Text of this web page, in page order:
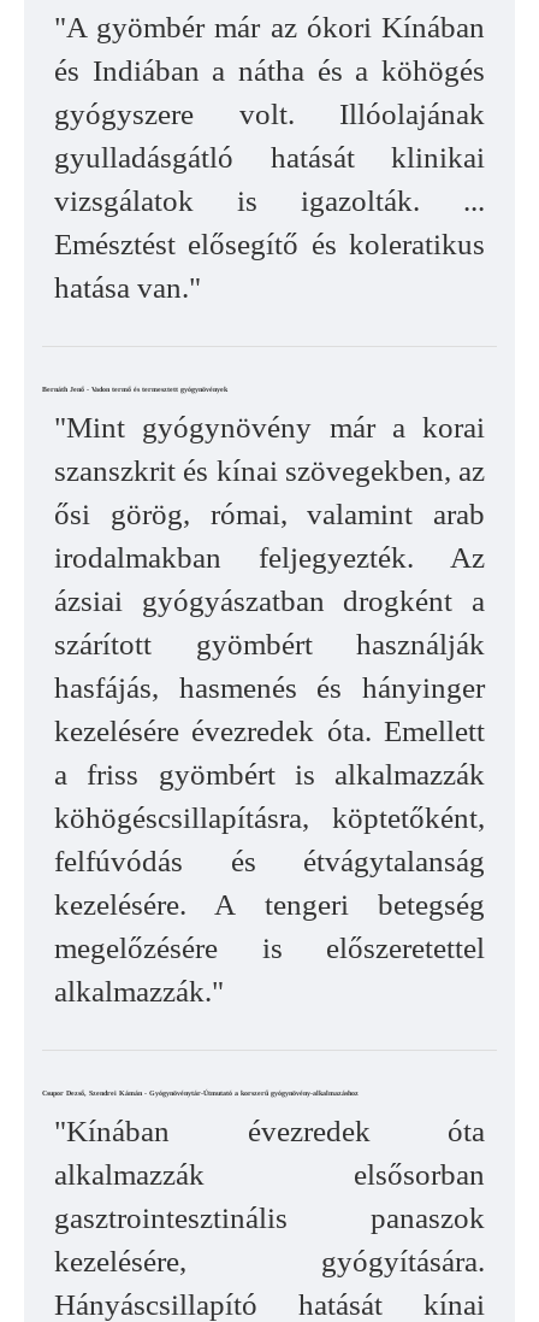
"A gyömbér már az ókori Kínában
és Indiában a nátha és a köhögés
gyógyszere volt. Illóolajának
gyulladásgátló hatását klinikai
vizsgálatok is igazolták. ...
Emésztést elősegítő és koleratikus
hatása van."
Bernáth Jenő - Vadon termő és termesztett gyógynövények
"Mint gyógynövény már a korai
szanszkrit és kínai szövegekben, az
ősi görög, római, valamint arab
irodalmakban feljegyezték. Az
ázsiai gyógyászatban drogként a
szárított gyömbért használják
hasfájás, hasmenés és hányinger
kezelésére évezredek óta. Emellett
a friss gyömbért is alkalmazzák
köhögéscsillapításra, köptetőként,
felfúvódás és étvágytalanság
kezelésére. A tengeri betegség
megelőzésére is előszeretettel
alkalmazzák."
Csupor Dezső, Szendrei Kámán - Gyógynövénytár-Útmutató a korszerű gyógynövény-alkalmazáshoz
"Kínában évezredek óta
alkalmazzák elsősorban
gasztrointesztinális panaszok
kezelésére, gyógyítására.
Hányáscsillapító hatását kínai